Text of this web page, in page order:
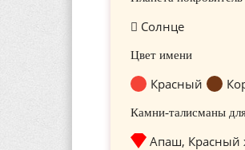
Солнце
Цвет имени
Красный
Камни-талисманы
Апаш, Красный